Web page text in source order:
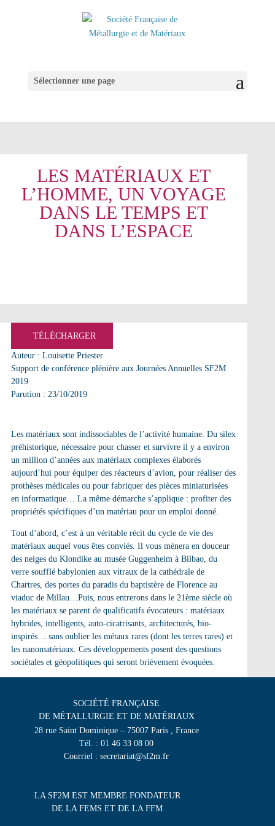
Sélectionner une page
LES MATÉRIAUX ET
L’HOMME, UN VOYAGE
DANS LE TEMPS ET
DANS L’ESPACE
TÉLÉCHARGER
Auteur : Louisette Priester
Support de conférence plénière aux Journées Annuelles SF2M
2019
Parution : 23/10/2019
Les matériaux sont indissociables de l’activité humaine. Du silex
préhistorique, nécessaire pour chasser et survivre il y a environ
un million d’années aux matériaux complexes élaborés
aujourd’hui pour équiper des réacteurs d’avion, pour réaliser des
prothèses médicales ou pour fabriquer des pièces miniaturisées
en informatique… La même démarche s’applique : profiter des
propriétés spécifiques d’un matériau pour un emploi donné.
Tout d’abord, c’est à un véritable récit du cycle de vie des
matériaux auquel vous êtes conviés. Il vous mènera en douceur
des neiges du Klondike au musée Guggenheim à Bilbao, du
verre soufflé babylonien aux vitraux de la cathédrale de
Chartres, des portes du paradis du baptistère de Florence au
viaduc de Millau…Puis, nous entrerons dans le 21ème siècle où
les matériaux se parent de qualificatifs évocateurs : matériaux
hybrides, intelligents, auto-cicatrisants, architecturés, bio-
inspirés… sans oublier les métaux rares (dont les terres rares) et
les nanomatériaux. Ces développements posent des questions
sociétales et géopolitiques qui seront brièvement évoquées.
SOCIÉTÉ FRANÇAISE
DE MÉTALLURGIE ET DE MATÉRIAUX
28 rue Saint Dominique – 75007 Paris , France
Tél. : 01 46 33 08 00
Courriel : secretariat@sf2m.fr
LA SF2M EST MEMBRE FONDATEUR
DE LA FEMS ET DE LA FFM